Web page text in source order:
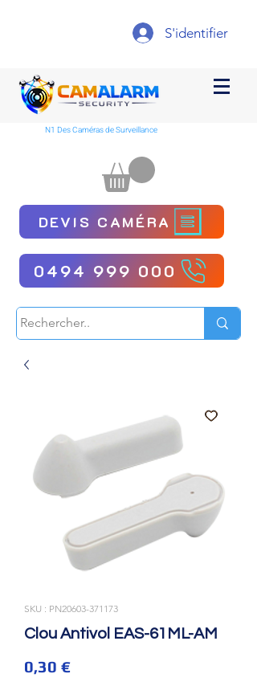
S'identifier
N1 Des Caméras de Surveillance
DEVIS CAMÉRA
0494 999 000
SKU : PN20603-371173
Clou Antivol EAS-61ML-AM
0,30 €Prix